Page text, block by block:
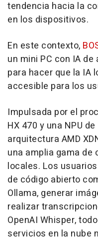
tendencia hacia la
en los dispositivos.
En este contexto,
un mini PC con IA
para hacer que la IA
accesible para los
Impulsada por el
HX 470 y una NPU
arquitectura AMD
una amplia gama de
locales. Los
de código abierto
Ollama, generar
realizar
OpenAI Whisper,
servicios en la nube